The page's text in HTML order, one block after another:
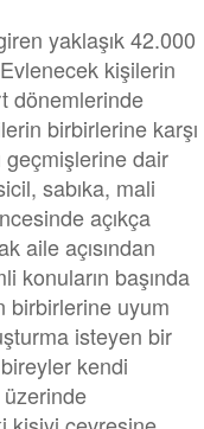
yaklaşık 42.000
kişilerin
dönemlerinde
birbirlerine karşı
geçmişlerine dair
sabıka, mali
açıkça
aile açısından
konuların başında
birbirlerine uyum
isteyen bir
kendi